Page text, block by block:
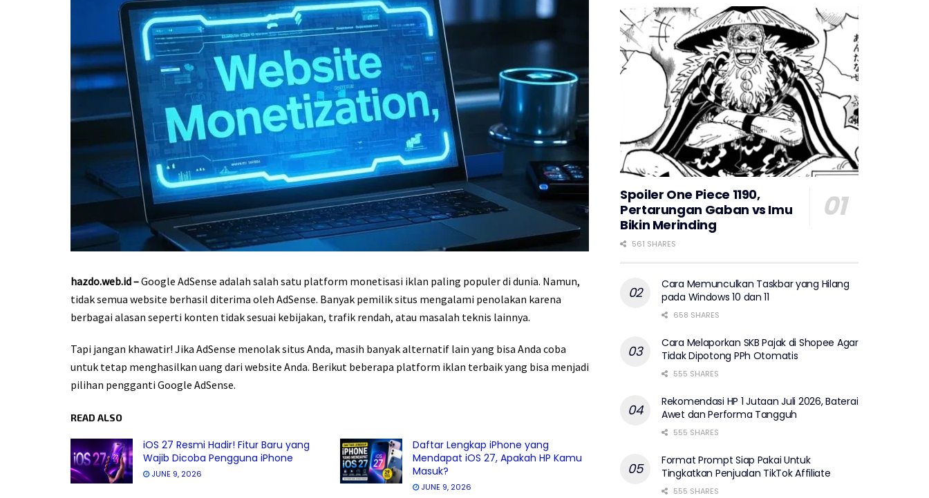
hazdo.web.id –Google AdSense adalah salah satu platform monetisasi iklan paling populer di dunia. Namun,
tidak semua website berhasil diterima oleh AdSense. Banyak pemilik situs mengalami penolakan karena
berbagai alasan seperti konten tidak sesuai kebijakan, trafik rendah, atau masalah teknis lainnya.
Tapi jangan khawatir! Jika AdSense menolak situs Anda, masih banyak alternatif lain yang bisa Anda coba
untuk tetap menghasilkan uang dari website Anda. Berikut beberapa platform iklan terbaik yang bisa menjadi
pilihan pengganti Google AdSense.
READ ALSO
iOS 27 Resmi Hadir! Fitur Baru yang
Wajib Dicoba Pengguna iPhone
JUNE 9, 2026
Daftar Lengkap iPhone yang
Mendapat iOS 27, Apakah HP Kamu
Masuk?
JUNE 9, 2026
Spoiler One Piece 1190,
Pertarungan Gaban vs Imu
Bikin Merinding
561 SHARES
Cara Memunculkan Taskbar yang Hilang
pada Windows 10 dan 11
658 SHARES
Cara Melaporkan SKB Pajak di Shopee Agar
Tidak Dipotong PPh Otomatis
555 SHARES
Rekomendasi HP 1 Jutaan Juli 2026, Baterai
Awet dan Performa Tangguh
555 SHARES
Format Prompt Siap Pakai Untuk
Tingkatkan Penjualan TikTok Affiliate
555 SHARES